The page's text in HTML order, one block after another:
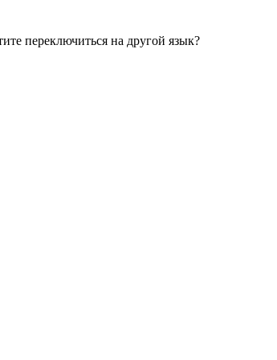
переключиться на другой язык?